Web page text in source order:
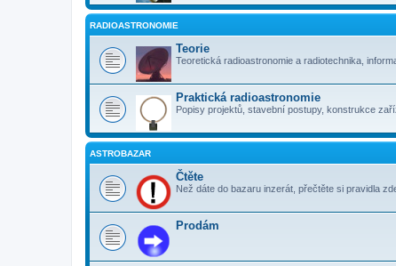
RADIOASTRONOMIE
Teorie
Teoretická radioastronomie a radiotechnika,
Praktická radioastronomie
Popisy projektů, stavební postupy, konstrukce
ASTROBAZAR
Čtěte
Než dáte do bazaru inzerát, přečtěte si pravidla
Prodám